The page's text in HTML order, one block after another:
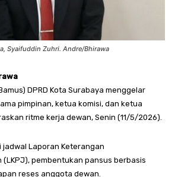
Syaifuddin Zuhri. Andre/Bhirawa
DPRD Kota Surabaya menggelar
pimpinan, ketua komisi, dan ketua
ritme kerja dewan, Senin (11/5/2026).
Laporan Keterangan
pembentukan pansus berbasis
reses anggota dewan.